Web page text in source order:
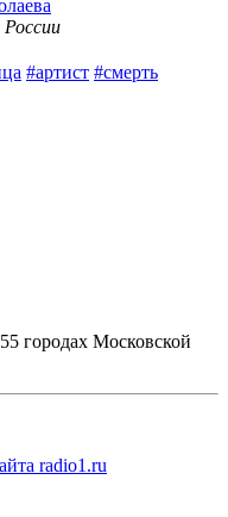
#артист #смерть
городах Московской
radio1.ru